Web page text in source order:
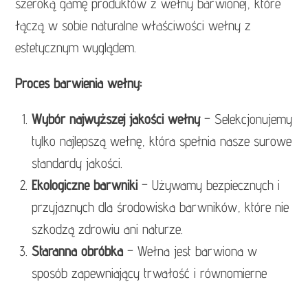
szeroką gamę produktów z wełny barwionej, które
łączą w sobie naturalne właściwości wełny z
estetycznym wyglądem.
Proces barwienia wełny:
Wybór najwyższej jakości wełny– Selekcjonujemy
tylko najlepszą wełnę, która spełnia nasze surowe
standardy jakości.
Ekologiczne barwniki– Używamy bezpiecznych i
przyjaznych dla środowiska barwników, które nie
szkodzą zdrowiu ani naturze.
Staranna obróbka – Wełna jest barwiona w
sposób zapewniający trwałość i równomierne